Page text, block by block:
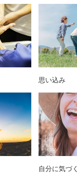
思い込み
自分に気づく